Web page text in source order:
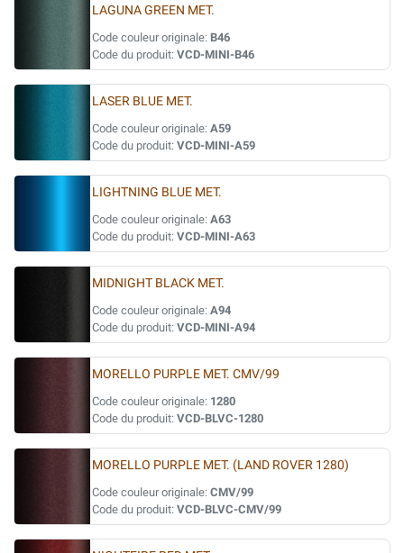
LAGUNA GREEN MET.
Code couleur originale: B46
Code du produit: VCD-MINI-B46
LASER BLUE MET.
Code couleur originale: A59
Code du produit: VCD-MINI-A59
LIGHTNING BLUE MET.
Code couleur originale: A63
Code du produit: VCD-MINI-A63
MIDNIGHT BLACK MET.
Code couleur originale: A94
Code du produit: VCD-MINI-A94
MORELLO PURPLE MET. CMV/99
Code couleur originale: 1280
Code du produit: VCD-BLVC-1280
MORELLO PURPLE MET. (LAND ROVER 1280)
Code couleur originale: CMV/99
Code du produit: VCD-BLVC-CMV/99